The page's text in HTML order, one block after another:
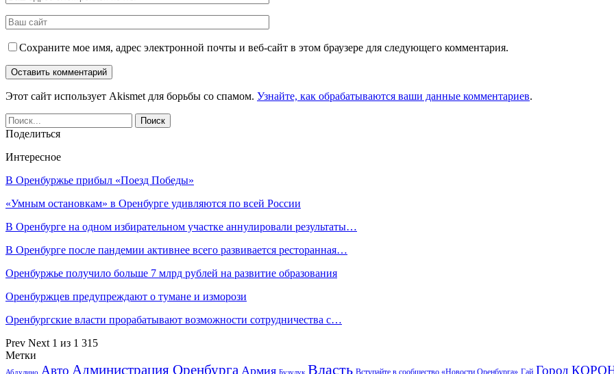
Сохраните мое имя, адрес электронной почты и веб-сайт в этом браузере для следующего комментария.
Этот сайт использует Akismet для борьбы со спамом. Узнайте, как обрабатываются ваши данные комментариев.
Поделиться
Интересное
В Оренбуржье прибыл «Поезд Победы»
«Умным остановкам» в Оренбурге удивляются по всей России
В Оренбурге на одном избирательном участке аннулировали результаты…
В Оренбурге после пандемии активнее всего развивается ресторанная…
Оренбуржье получило больше 7 млрд рублей на развитие образования
Оренбуржцев предупреждают о тумане и изморози
Оренбургские власти прорабатывают возможности сотрудничества с…
Prev Next 1 из 1 315
Метки
Абдулино Авто Администрация Оренбурга Армия Бузулук Власть Вступайте в сообщество «Новости Оренбурга» Гай Город